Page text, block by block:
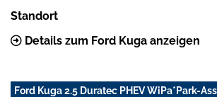
Standort
Details zum Ford Kuga anzeigen
Ford Kuga 2.5 Duratec PHEV WiPa*Park-